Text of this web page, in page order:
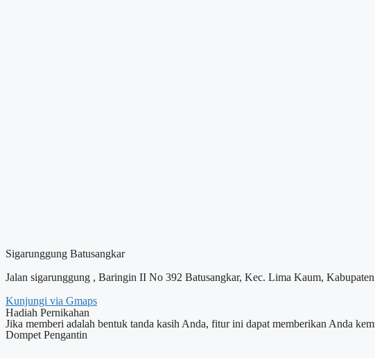
Sigarunggung Batusangkar
Jalan sigarunggung , Baringin II No 392 Batusangkar, Kec. Lima Kaum,
Kunjungi via Gmaps
Hadiah Pernikahan
Jika memberi adalah bentuk tanda kasih Anda, fitur ini dapat memberikan Anda
Dompet Pengantin